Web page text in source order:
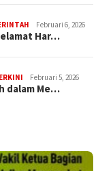
Februari 6, 2026
Har…
Februari 5, 2026
dalam Me…